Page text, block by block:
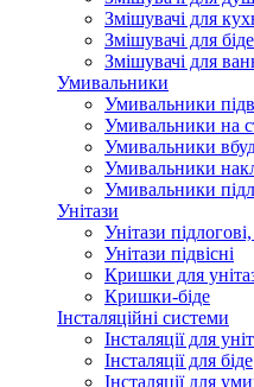
Змішувачі для
Змішувачі для біде
Змішувачі для
Умивальники
Умивальники
Умивальники на
Умивальники
Умивальники
Умивальники
Унітази
Унітази
Унітази підвісні
Кришки для
Кришки-біде
Інсталяційні системи
Інсталяції для
Інсталяції для біде
Інсталяції для